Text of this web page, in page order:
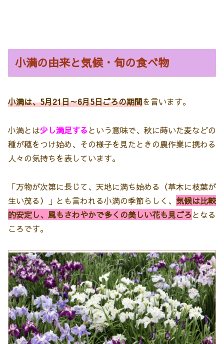
小満の由来と気候・旬の食べ物
小満は、5月21日～6月5日ごろの期間を言います。
小満とは少し満足するという意味で、秋に蒔いた麦などの
種が穂をつけ始め、その様子を見たときの農作業に携わる
人々の気持ちを表しています。
「万物が次第に長じて、天地に満ち始める（草木に枝葉が
生い茂る）」とも言われる小満の季節らしく、 気候は比較
的安定し、風もさわやかで多くの美しい花も見ごろとなる
ころです。